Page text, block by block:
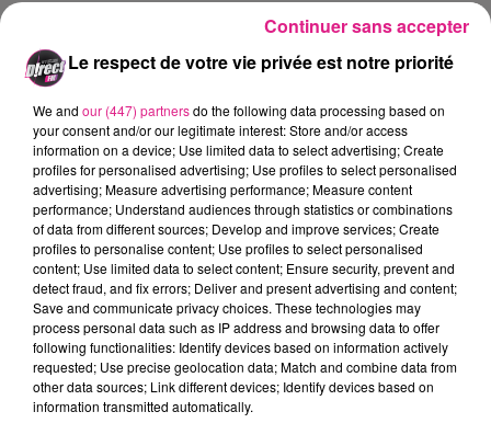
FIL ACTUS
7 août 2026
Lorraine : une journée pas comme les autres au Parc animalier de...
6 août 2026
Metz : une distribution de lunette gratuite pour voir l’éclipse
5 août 2026
Casting de Woof : l'Euro-Métropole de Metz part à la recherche de...
4 août 2026
Officiel : Gauthier Hein quitte le FC Metz pour l'OGC Nice
4 août 2026
Officiel : le lac de Madine reporte son feu d’artifice
4 août 2026
Le respect de votre vie privée est notre priorité
We and our (447) partnersdo the following data processing based on
your consent and/or our legitimate interest: Store and/or access
information on a device; Use limited data to select advertising; Create
profiles for personalised advertising; Use profiles to select personalised
advertising; Measure advertising performance; Measure content
performance; Understand audiences through statistics or combinations
of data from different sources; Develop and improve services; Create
profiles to personalise content; Use profiles to select personalised
content; Use limited data to select content; Ensure security, prevent and
detect fraud, and fix errors; Deliver and present advertising and content;
Save and communicate privacy choices. These technologies may
process personal data such as IP address and browsing data to offer
following functionalities: Identify devices based on information actively
requested; Use precise geolocation data; Match and combine data from
other data sources; Link different devices; Identify devices based on
information transmitted automatically.
Continuer sans accepter